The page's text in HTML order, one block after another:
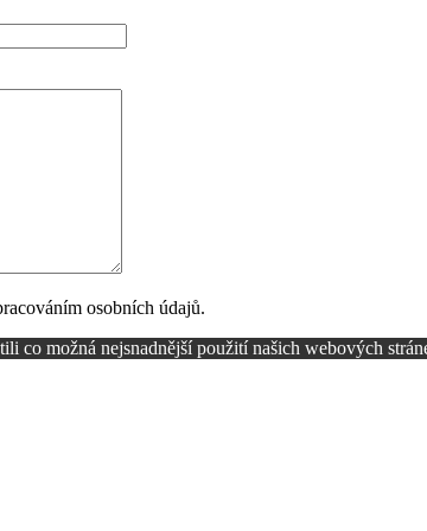
osobních údajů.
co možná nejsnadnější použití našich webových